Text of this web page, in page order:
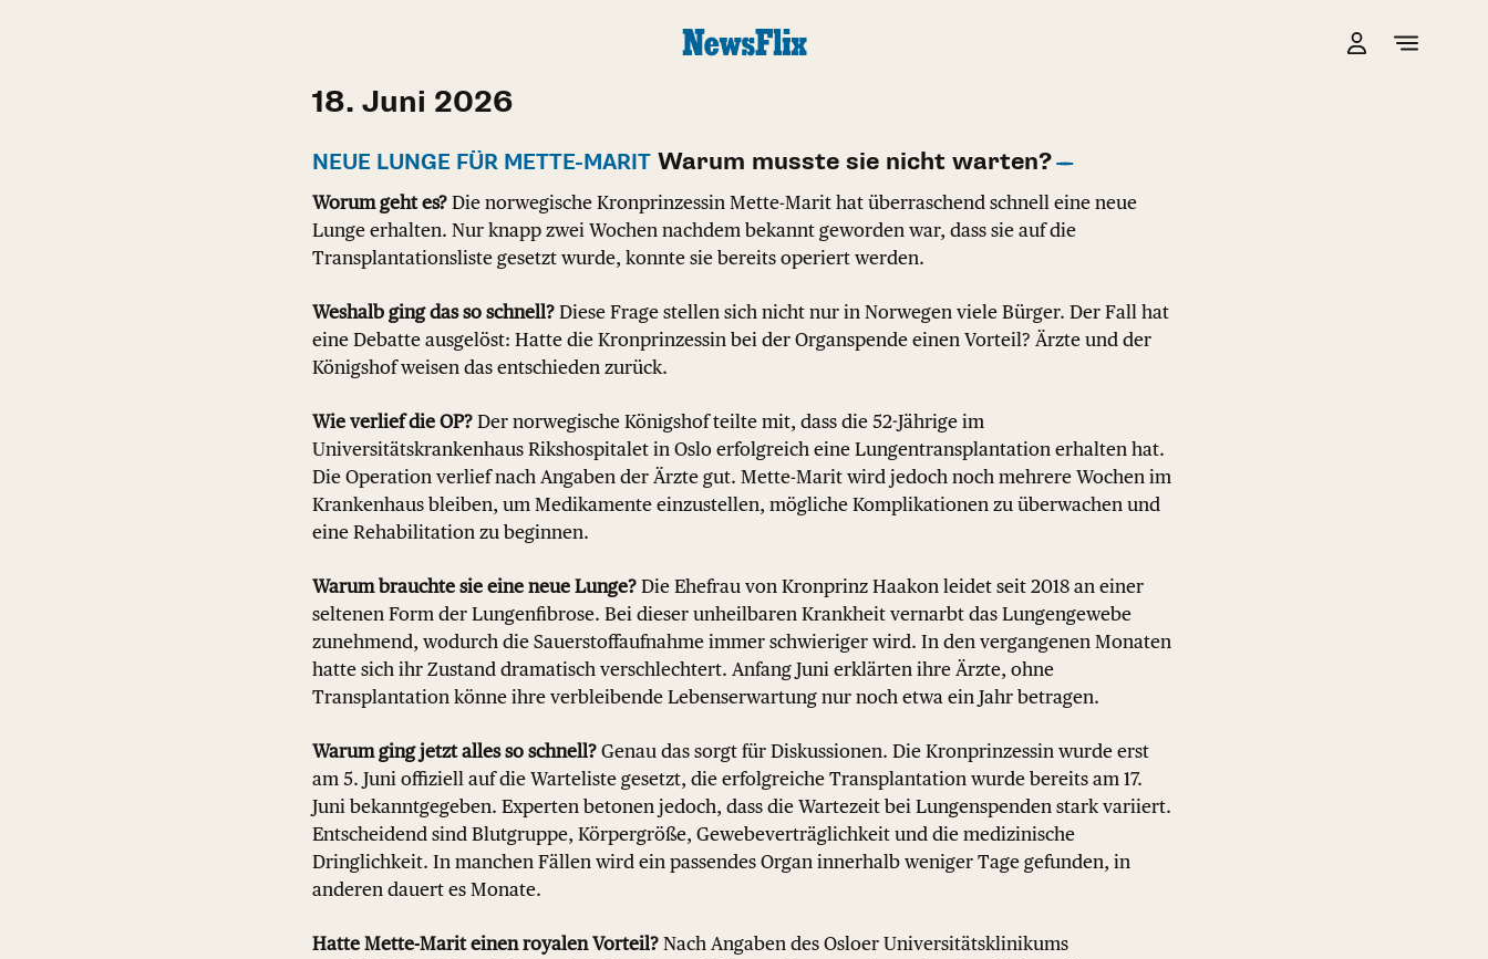
18. Juni 2026
NEUE LUNGE FÜR METTE-MARIT Warum musste sie nicht warten?
Worum geht es? Die norwegische Kronprinzessin Mette-Marit hat überraschend schnell eine neue
Lunge erhalten. Nur knapp zwei Wochen nachdem bekannt geworden war, dass sie auf die
Transplantationsliste gesetzt wurde, konnte sie bereits operiert werden.
Weshalb ging das so schnell? Diese Frage stellen sich nicht nur in Norwegen viele Bürger. Der Fall hat
eine Debatte ausgelöst: Hatte die Kronprinzessin bei der Organspende einen Vorteil? Ärzte und der
Königshof weisen das entschieden zurück.
Wie verlief die OP? Der norwegische Königshof teilte mit, dass die 52-Jährige im
Universitätskrankenhaus Rikshospitalet in Oslo erfolgreich eine Lungentransplantation erhalten hat.
Die Operation verlief nach Angaben der Ärzte gut. Mette-Marit wird jedoch noch mehrere Wochen im
Krankenhaus bleiben, um Medikamente einzustellen, mögliche Komplikationen zu überwachen und
eine Rehabilitation zu beginnen.
Warum brauchte sie eine neue Lunge? Die Ehefrau von Kronprinz Haakon leidet seit 2018 an einer
seltenen Form der Lungenfibrose. Bei dieser unheilbaren Krankheit vernarbt das Lungengewebe
zunehmend, wodurch die Sauerstoffaufnahme immer schwieriger wird. In den vergangenen Monaten
hatte sich ihr Zustand dramatisch verschlechtert. Anfang Juni erklärten ihre Ärzte, ohne
Transplantation könne ihre verbleibende Lebenserwartung nur noch etwa ein Jahr betragen.
Warum ging jetzt alles so schnell? Genau das sorgt für Diskussionen. Die Kronprinzessin wurde erst
am 5. Juni offiziell auf die Warteliste gesetzt, die erfolgreiche Transplantation wurde bereits am 17.
Juni bekanntgegeben. Experten betonen jedoch, dass die Wartezeit bei Lungenspenden stark variiert.
Entscheidend sind Blutgruppe, Körpergröße, Gewebeverträglichkeit und die medizinische
Dringlichkeit. In manchen Fällen wird ein passendes Organ innerhalb weniger Tage gefunden, in
anderen dauert es Monate.
Hatte Mette-Marit einen royalen Vorteil? Nach Angaben des Osloer Universitätsklinikums